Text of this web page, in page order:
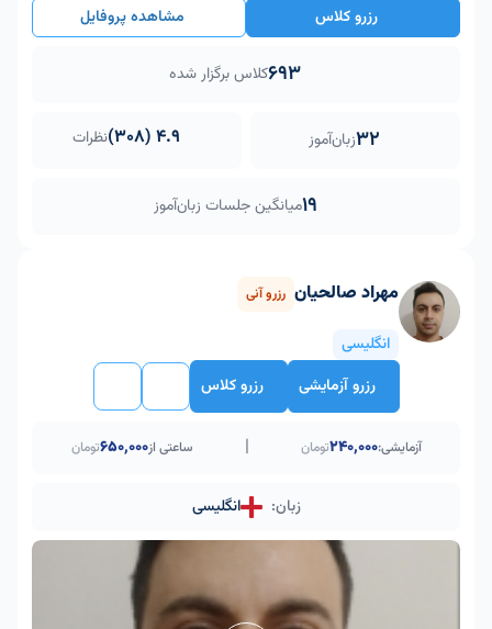
رزرو کلاس مشاهده پروفایل
693کلاس برگزار شده
32زبان‌آموز 4.9 (308) نظرات
19میانگین جلسات زبان‌آموز
مهراد صالحیان رزرو آنی
انگلیسی
رزرو آزمایشی
رزرو کلاس
آزمایشی:240,000تومان | ساعتی از۶۵۰٬۰۰۰تومان
زبان: انگلیسی